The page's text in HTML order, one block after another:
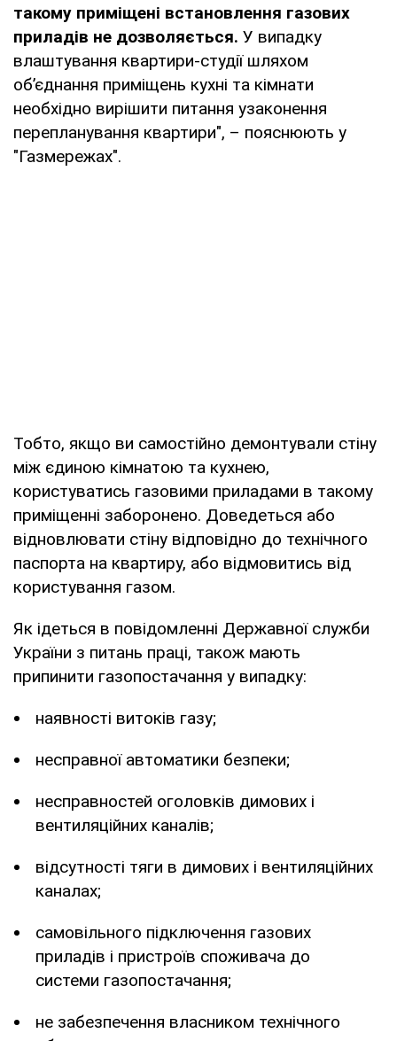
такому приміщені встановлення газових
приладів не дозволяється. У випадку
влаштування квартири-студії шляхом
об’єднання приміщень кухні та кімнати
необхідно вирішити питання узаконення
перепланування квартири", – пояснюють у
"Газмережах".
Тобто, якщо ви самостійно демонтували стіну
між єдиною кімнатою та кухнею,
користуватись газовими приладами в такому
приміщенні заборонено. Доведеться або
відновлювати стіну відповідно до технічного
паспорта на квартиру, або відмовитись від
користування газом.
Як ідеться в повідомленні Державної служби
України з питань праці, також мають
припинити газопостачання у випадку:
наявності витоків газу;
несправної автоматики безпеки;
несправностей оголовків димових і
вентиляційних каналів;
відсутності тяги в димових і вентиляційних
каналах;
самовільного підключення газових
приладів і пристроїв споживача до
системи газопостачання;
не забезпечення власником технічного